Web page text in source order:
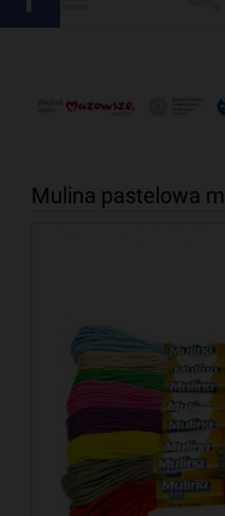
Mulina pastelowa